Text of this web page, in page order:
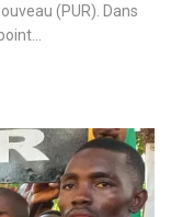
(PUR). Dans